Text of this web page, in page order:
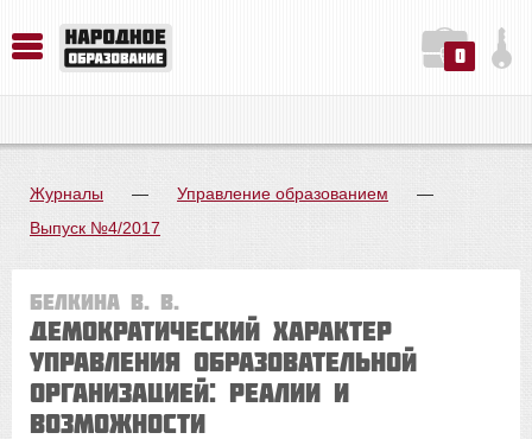
0
Журналы — Управление образованием
—
Выпуск №4/2017
Белкина В. В.
Демократический характер
управления образовательной
организацией: реалии и
возможности